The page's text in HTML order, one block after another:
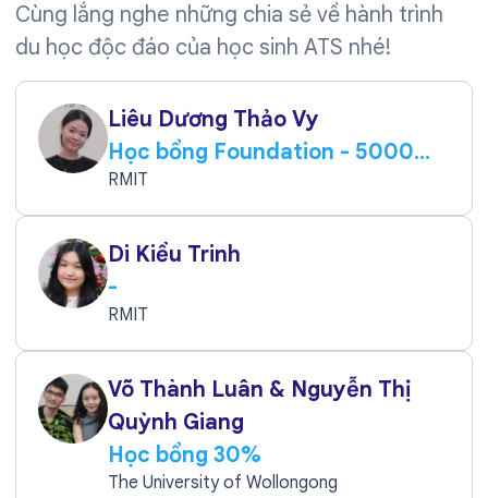
Cùng lắng nghe những chia sẻ về hành trình
du học độc đáo của học sinh ATS nhé!
Liêu Dương Thảo Vy
Học bổng Foundation - 5000
AUD
RMIT
Di Kiều Trinh
-
RMIT
Võ Thành Luân & Nguyễn Thị
Quỳnh Giang
Học bổng 30%
The University of Wollongong